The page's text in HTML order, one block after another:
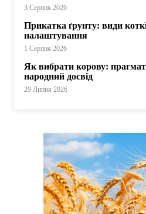
3 Серпня 2026
Прикатка ґрунту: види
налаштування
1 Серпня 2026
Як вибрати корову:
народний досвід
29 Липня 2026